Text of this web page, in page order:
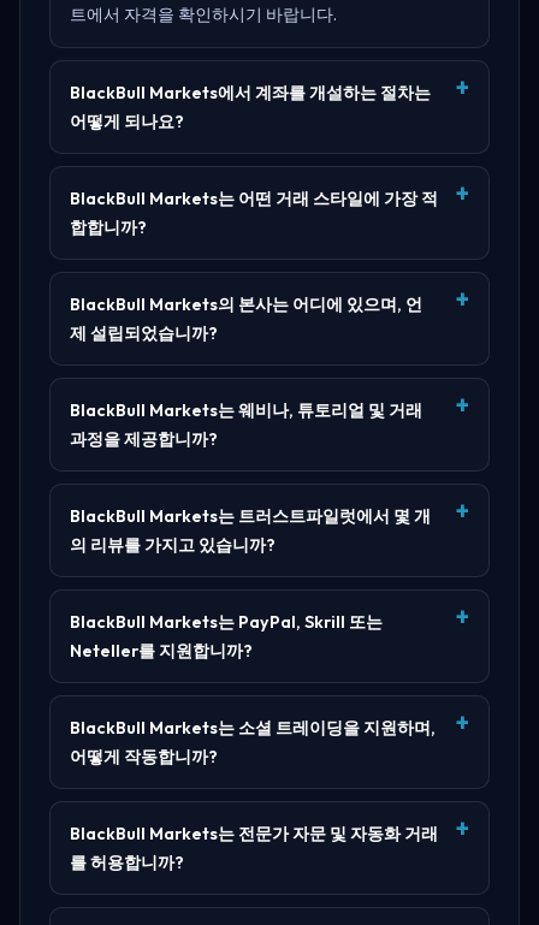
트에서 자격을 확인하시기 바랍니다.
BlackBull Markets에서 계좌를 개설하는 절차는
어떻게 되나요?
BlackBull Markets는 어떤 거래 스타일에 가장 적
합합니까?
BlackBull Markets의 본사는 어디에 있으며, 언
제 설립되었습니까?
BlackBull Markets는 웨비나, 튜토리얼 및 거래
과정을 제공합니까?
BlackBull Markets는 트러스트파일럿에서 몇 개
의 리뷰를 가지고 있습니까?
BlackBull Markets는 PayPal, Skrill 또는
Neteller를 지원합니까?
BlackBull Markets는 소셜 트레이딩을 지원하며,
어떻게 작동합니까?
BlackBull Markets는 전문가 자문 및 자동화 거래
를 허용합니까?